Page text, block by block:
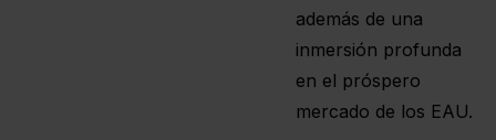
además de una
inmersión profunda
en el próspero
mercado de los EAU.